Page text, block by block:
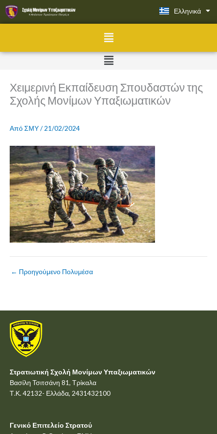
Μετάβαση
στο
περιεχόμενο
Ελληνικά
English
Menu
Menu
Χειμερινή Εκπαίδευση Σπουδαστών της
Σχολής Μονίμων Υπαξιωματικών
ΑπόΣΜΥ/ 21/02/2024
← Προηγούμενο Πολυμέσα
Στρατιωτική Σχολή Μονίμων Υπαξιωματικών
Βασίλη Τσιτσάνη 81, Τρίκαλα
Τ.Κ. 42132- Ελλάδα, 2431432100
Γενικό Επιτελείο Στρατού